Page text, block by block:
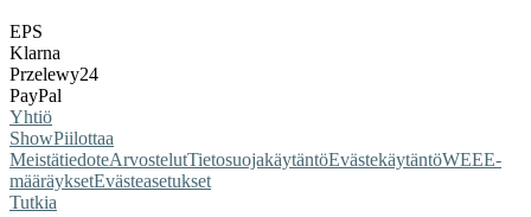
EPS
Klarna
Przelewy24
PayPal
Yhtiö
ShowPiilottaa
MeistätiedoteArvostelutTietosuojakäytäntöEvästekäytäntöWEEE-
määräyksetEvästeasetukset
Tutkia